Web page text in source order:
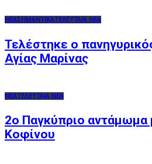
ΝΕΑΣΗΜΑΝΤΙΚΑΤΕΛΕΥΤΑΙΑ ΝΕΑ
Τελέστηκε ο
Αγίας Μαρίνας
ΝΕΑΤΕΛΕΥΤΑΙΑ ΝΕΑ
2o Παγκύπριο αντάμωμα
Κοφίνου